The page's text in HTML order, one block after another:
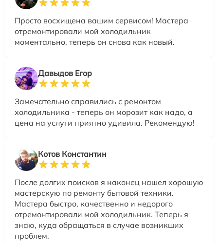
Просто восхищена вашим сервисом! Мастера
отремонтировали мой холодильник
моментально, теперь он снова как новый.
Давыдов Егор
Замечательно справились с ремонтом
холодильника - теперь он морозит как надо, а
цена на услуги приятно удивила. Рекомендую!
Котов Константин
После долгих поисков я наконец нашел хорошую
мастерскую по ремонту бытовой техники.
Мастера быстро, качественно и недорого
отремонтировали мой холодильник. Теперь я
знаю, куда обращаться в случае возникших
проблем.